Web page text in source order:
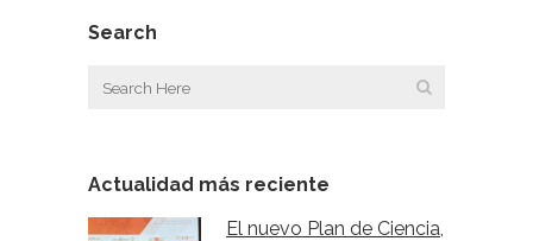
Search
Actualidad más reciente
El nuevo Plan de Ciencia,